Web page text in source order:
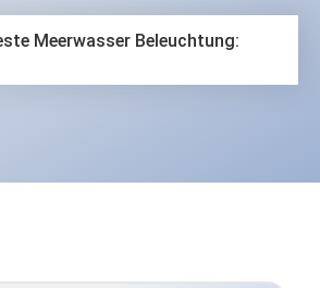
Video
Meerwasser Beleuchtung: